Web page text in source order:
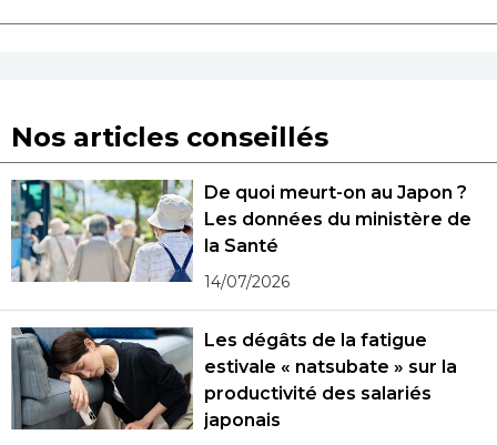
Nos articles conseillés
De quoi meurt-on au Japon ?
Les données du ministère de
la Santé
14/07/2026
Les dégâts de la fatigue
estivale « natsubate » sur la
productivité des salariés
japonais